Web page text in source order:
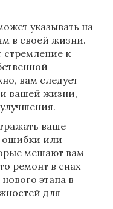
указывать на
в своей жизни.
стремление к
вам следует
вашей жизни,
ваше
ошибки или
мешают вам
ремонт в снах
этапа в
для